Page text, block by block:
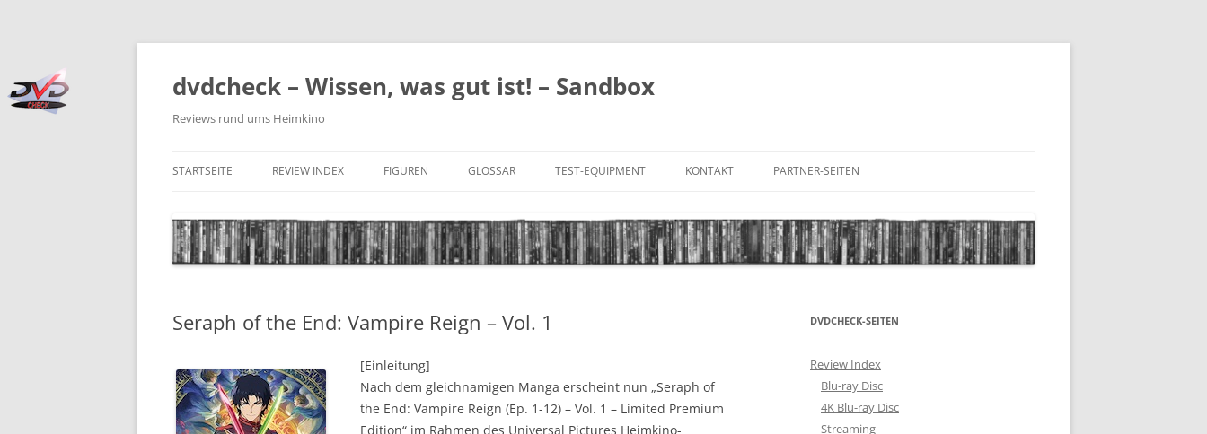
Zum
springen
dvdcheck – Wissen, was gut ist! – Sandbox
Reviews rund ums Heimkino
STARTSEITE REVIEW INDEX
4K BLU-RAY DISC
DOWNLOAD
DVD (CODE 2)
DVD (CODE 1)
FIGUREN GLOSSAR
BILD & TON
UNTERTITEL-TYPEN
TEST-EQUIPMENT KONTAKT
IMPRESSUM
PARTNER-SEITEN
Seraph of the End: Vampire Reign – Vol. 1
[Einleitung]
Nach dem gleichnamigen Manga erscheint nun „Seraph of
the End: Vampire Reign (Ep. 1-12) – Vol. 1 – Limited Premium
Edition“ im Rahmen des Universal Pictures Heimkino-
DVDCHECK-SEITEN
Review Index
Blu-ray Disc
4K Blu-ray Disc
Streaming